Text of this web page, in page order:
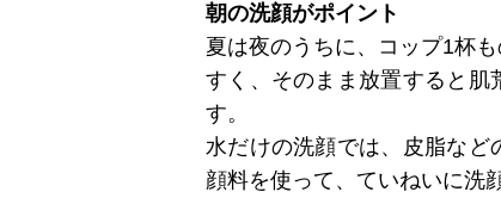
朝の洗顔がポイント
夏は夜のうちに、コップ1杯
すく、そのまま放置すると肌
す。
水だけの洗顔では、皮脂など
顔料を使って、ていねいに洗